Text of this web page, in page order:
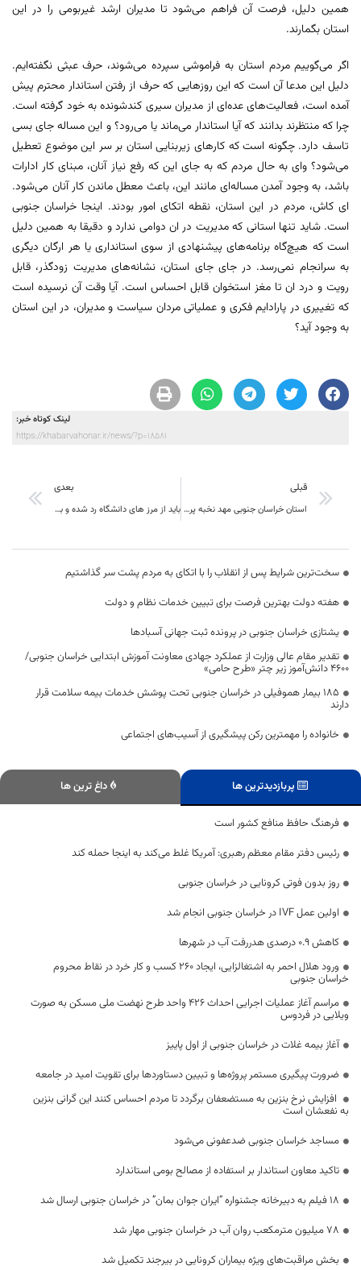
همین دلیل، فرصت آن فراهم می‌شود تا مدیران ارشد غیربومی را در این
استان بگمارند.
اگر می‌گوییم مردم استان به فراموشی سپرده می‌شوند، حرف عبثی نگفته‌ایم.
دلیل این مدعا آن است که این روزهایی که حرف از رفتن استاندار محترم پیش
آمده است، ‌فعالیت‌های عده‌ای از مدیران سیری کندشونده به خود گرفته است.
چرا که منتظرند بدانند که آیا استاندار می‌ماند یا می‌رود؟ و این مساله جای بسی
تاسف دارد. چگونه است که کارهای زیربنایی استان بر سر این موضوع تعطیل
می‌شود؟ وای به حال مردم که به جای این که رفع نیاز آنان، مبنای کار ادارات
باشد، به وجود آمدن مساله‌ای مانند این، باعث معطل ماندن کار آنان می‌شود.
ای کاش، مردم در این استان، نقطه اتکای امور بودند. اینجا خراسان جنوبی
است. شاید تنها استانی که مدیریت در ان دوامی ندارد و دقیقا به همین دلیل
است که هیچ‌گاه برنامه‌های پیشنهادی از سوی استانداری یا هر ارگان دیگری
به سرانجام نمی‌رسد. در جای جای استان، نشانه‌های مدیریت زودگذر، قابل
رویت و درد ان تا مغز استخوان قابل احساس است. آیا وقت آن نرسیده است
که تغییری در پارادایم فکری و عملیاتی مردان سیاست و مدیران، در این استان
به وجود آید؟
لینک کوتاه خبر:
https://khabarvahonar.ir/news/?p=18581
قبلی
استان خراسان جنوبی مهد نخبه پروری و پدران علم ایران است
بعدی
باید از مرز های دانشگاه رد شده و با تعامل مسئولان به حل مشکلات استان و منطقه بپردازیم.
سخت‌ترین شرایط پس از انقلاب را با اتکای به مردم پشت سر گذاشتیم
هفته دولت بهترین فرصت برای تبیین خدمات نظام و دولت
یشتازی خراسان جنوبی در پرونده ثبت جهانی آسبادها
تقدیر مقام عالی وزارت از عملکرد جهادی معاونت آموزش ابتدایی خراسان جنوبی/
۴۶۰۰ دانش‌آموز زیر چتر «طرح حامی»
۱۸۵ بیمار هموفیلی در خراسان جنوبی تحت پوشش خدمات بیمه سلامت قرار
دارند
خانواده را مهمترین رکن پیشگیری از آسیب‌های اجتماعی
پربازدیدترین ها داغ ترین ها
فرهنگ حافظ منافع کشور است
رئیس دفتر مقام معظم رهبری: آمریکا غلط می‌کند به اینجا حمله کند
روز بدون فوتی کرونایی در خراسان جنوبی
اولین عمل IVF در خراسان جنوبی انجام شد
کاهش 0.9 درصدی هدررفت آب در شهرها
ورود هلال احمر به اشتغالزایی، ایجاد ۲۶۰ کسب و کار خرد در نقاط محروم
خراسان جنوبی
مراسم آغاز عملیات اجرایی احداث ۴۲۶ واحد طرح نهضت ملی مسکن به صورت
ویلایی در فردوس
آغاز بیمه غلات در خراسان جنوبی از اول پاییز
ضرورت پیگیری مستمر پروژه‌ها و تبیین دستاوردها برای تقویت امید در جامعه
افزایش نرخ بنزین به مستضعفان برگردد تا مردم احساس کنند این گرانی بنزین
به نفعشان است
مساجد خراسان جنوبی ضدعفونی می‌شود
تاکید معاون استاندار بر استفاده از مصالح بومی استاندارد
۱۸ فیلم به دبیرخانه جشنواره “ایران جوان بمان” در خراسان جنوبی ارسال شد
۷۸ میلیون مترمکعب روان آب در خراسان جنوبی مهار شد
بخش مراقبت‌های ویژه بیماران کرونایی در بیرجند تکمیل شد